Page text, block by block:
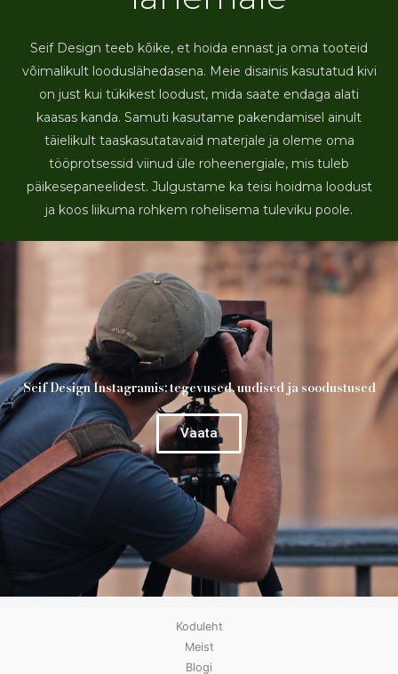
Seif Design teeb kõike, et hoida ennast ja oma tooteid
võimalikult looduslähedasena. Meie disainis kasutatud kivi
on just kui tükikest loodust, mida saate endaga alati
kaasas kanda. Samuti kasutame pakendamisel ainult
täielikult taaskasutatavaid materjale ja oleme oma
tööprotsessid viinud üle roheenergiale, mis tuleb
päikesepaneelidest. Julgustame ka teisi hoidma loodust
ja koos liikuma rohkem rohelisema tuleviku poole.
Seif Design Instagramis: tegevused, uudised ja soodustused
Vaata
Koduleht
Meist
Blogi